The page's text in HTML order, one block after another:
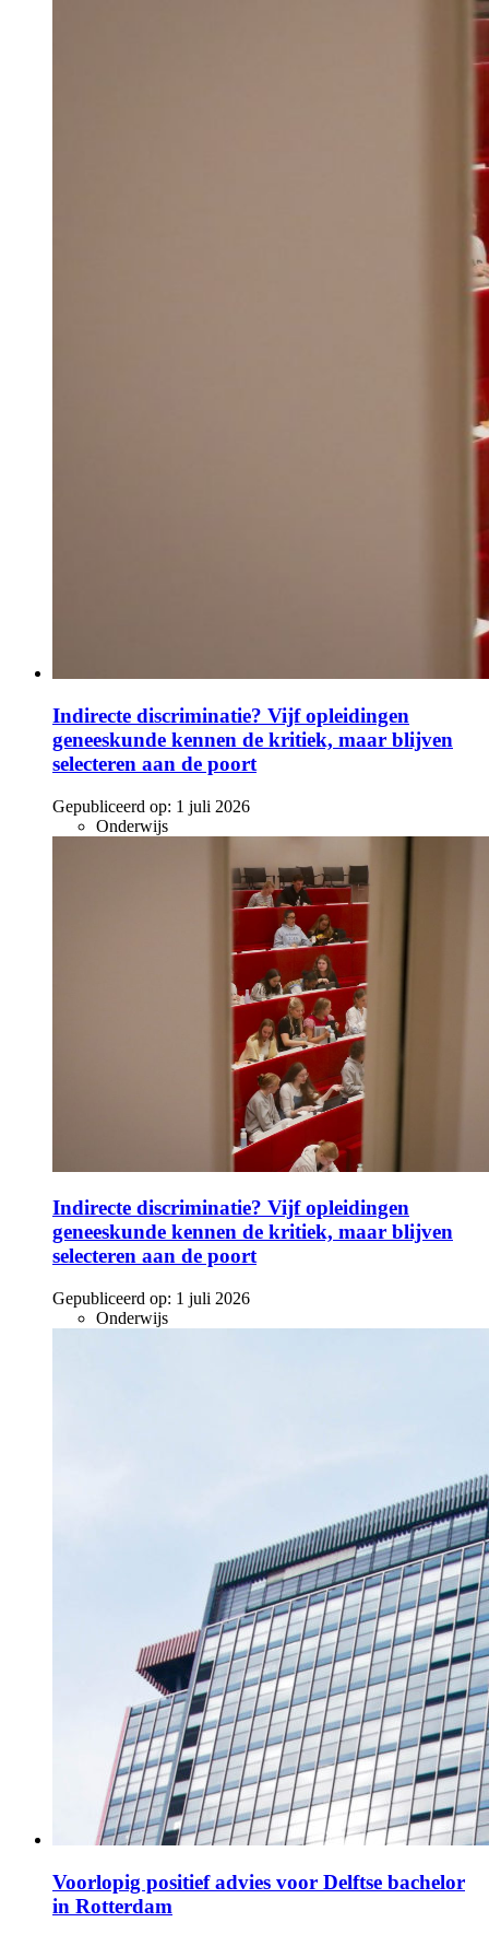
Indirecte discriminatie? Vijf opleidingen
geneeskunde kennen de kritiek, maar blijven
selecteren aan de poort
Gepubliceerd op: 1 juli 2026
Onderwijs
Indirecte discriminatie? Vijf opleidingen
geneeskunde kennen de kritiek, maar blijven
selecteren aan de poort
Gepubliceerd op: 1 juli 2026
Onderwijs
Voorlopig positief advies voor Delftse bachelor
in Rotterdam